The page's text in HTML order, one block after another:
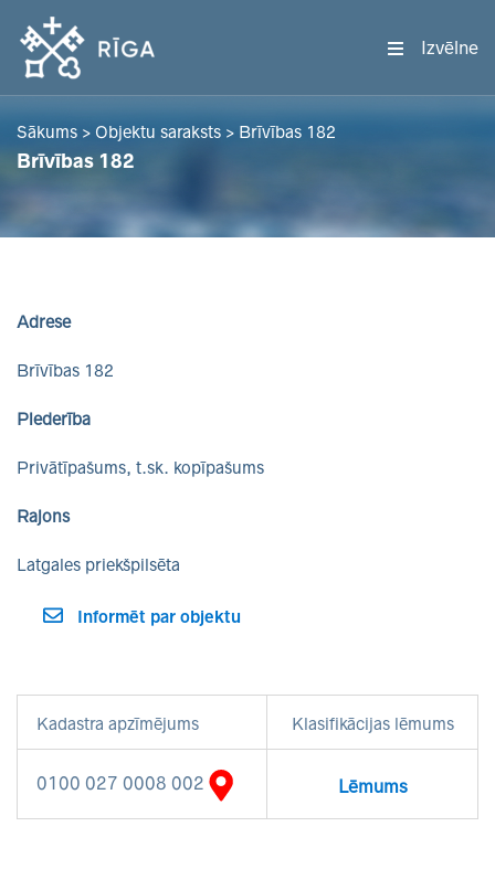
Izvēlne
Sākums > Objektu saraksts > Brīvības 182
Brīvības 182
Adrese
Brīvības 182
Piederība
Privātīpašums, t.sk. kopīpašums
Rajons
Latgales priekšpilsēta
Informēt par objektu
Kadastra apzīmējums Klasifikācijas lēmums
0100 027 0008 002 Lēmums